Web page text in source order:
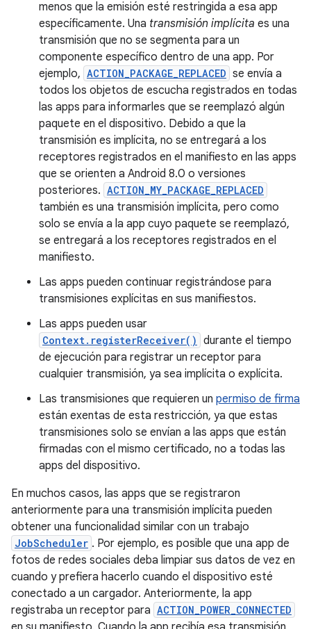
menos que la emisión esté restringida a esa app
específicamente. Una transmisión implícita es una
transmisión que no se segmenta para un
componente específico dentro de una app. Por
ejemplo, ACTION_PACKAGE_REPLACED se envía a
todos los objetos de escucha registrados en todas
las apps para informarles que se reemplazó algún
paquete en el dispositivo. Debido a que la
transmisión es implícita, no se entregará a los
receptores registrados en el manifiesto en las apps
que se orienten a Android 8.0 o versiones
posteriores. ACTION_MY_PACKAGE_REPLACED
también es una transmisión implícita, pero como
solo se envía a la app cuyo paquete se reemplazó,
se entregará a los receptores registrados en el
manifiesto.
Las apps pueden continuar registrándose para
transmisiones explícitas en sus manifiestos.
Las apps pueden usar
Context.registerReceiver() durante el tiempo
de ejecución para registrar un receptor para
cualquier transmisión, ya sea implícita o explícita.
Las transmisiones que requieren un permiso de firma
están exentas de esta restricción, ya que estas
transmisiones solo se envían a las apps que están
firmadas con el mismo certificado, no a todas las
apps del dispositivo.
En muchos casos, las apps que se registraron
anteriormente para una transmisión implícita pueden
obtener una funcionalidad similar con un trabajo
JobScheduler . Por ejemplo, es posible que una app de
fotos de redes sociales deba limpiar sus datos de vez en
cuando y prefiera hacerlo cuando el dispositivo esté
conectado a un cargador. Anteriormente, la app
registraba un receptor para ACTION_POWER_CONNECTED